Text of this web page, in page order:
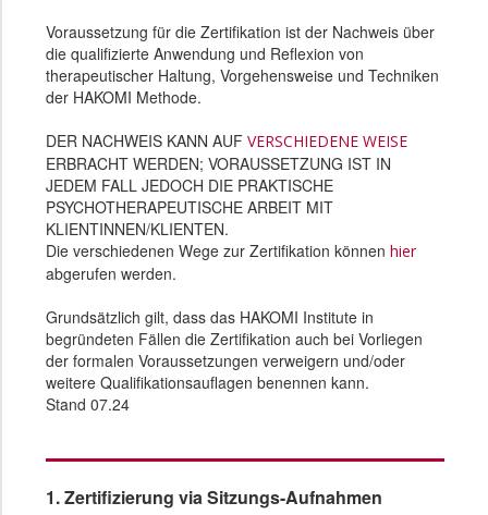
Voraussetzung für die Zertifikation ist der Nachweis über
die qualifizierte Anwendung und Reflexion von
therapeutischer Haltung, Vorgehensweise und Techniken
der HAKOMI Methode.
DER NACHWEIS KANN AUF VERSCHIEDENE WEISE
ERBRACHT WERDEN; VORAUSSETZUNG IST IN
JEDEM FALL JEDOCH DIE PRAKTISCHE
PSYCHOTHERAPEUTISCHE ARBEIT MIT
KLIENTINNEN/KLIENTEN.
Die verschiedenen Wege zur Zertifikation können hier
abgerufen werden.
Grundsätzlich gilt, dass das HAKOMI Institute in
begründeten Fällen die Zertifikation auch bei Vorliegen
der formalen Voraussetzungen verweigern und/oder
weitere Qualifikationsauflagen benennen kann.
Stand 07.24
1. Zertifizierung via Sitzungs-Aufnahmen